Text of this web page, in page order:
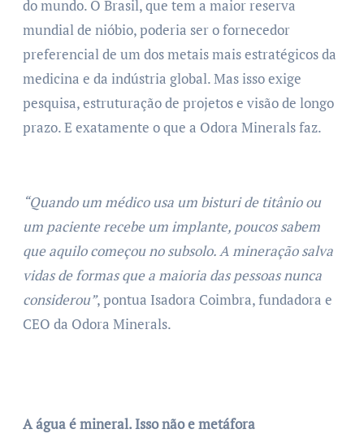
do mundo. O Brasil, que tem a maior reserva
mundial de nióbio, poderia ser o fornecedor
preferencial de um dos metais mais estratégicos da
medicina e da indústria global. Mas isso exige
pesquisa, estruturação de projetos e visão de longo
prazo. E exatamente o que a Odora Minerals faz.
“Quando um médico usa um bisturi de titânio ou
um paciente recebe um implante, poucos sabem
que aquilo começou no subsolo. A mineração salva
vidas de formas que a maioria das pessoas nunca
considerou”, pontua Isadora Coimbra, fundadora e
CEO da Odora Minerals.
A água é mineral. Isso não e metáfora